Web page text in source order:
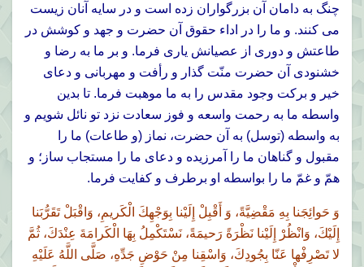
چنگ به دامان آن بزرگواران زده است و در سايه آنان زيست
مى كنند. و ما را در اداء حقوق آن حضرت و جهد و كوشش در
طاعتش و دورى از عصيانش يارى فرما. و بر ما به رضا و
خشنودى آن حضرت منّت گذار و رأفت و مهربانى و دعاى
خير و بركت وجود مقدس را به ما موهبت فرما. تا بدين
واسطه ما به رحمت واسعه و فوز سعادت نزد تو نائل شويم و
به واسطه (توسل) به آن حضرت، نماز (و طاعات) ما را
مقبول و گناهان ما را آمرزيده و دعاى ما را مستجاب ساز؛ و
همّ و غمّ ما را بواسطه او برطرف و کفايت فرما.
وَ حَوائِجَنا بِهِ مَقْضِيَّةً، وَ أَقْبِلْ إِلَيْنا بِوَجْهِكَ الْكَريمِ، وَاقْبَلْ تَقَرُّبَنا
إِلَيْكَ، وَانْظُرْ إِلَيْنا نَظْرَةً رَحيمَةً، نَسْتَكْمِلُ بِهَا الْكَرامَةَ عِنْدَكَ، ثُمَّ
لا تَصْرِفْها عَنّا بِجُودِكَ، وَاسْقِنا مِنْ حَوْضِ جَدِّهِ، صَلَّى اللَّهُ عَلَيْهِ